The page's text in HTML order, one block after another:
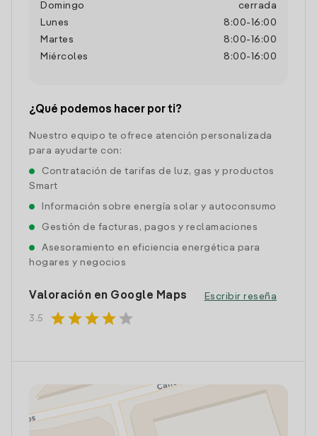
Domingo
cerrada
Lunes
8:00- 16:00
Martes
8:00- 16:00
Miércoles
8:00- 16:00
¿Qué podemos hacer por ti?
Nuestro equipo te ofrece atención personalizada
para ayudarte con:
Contratación de tarifas de luz, gas y productos
Smart
Información sobre energía solar y autoconsumo
Gestión de facturas, pagos y reclamaciones
Asesoramiento en eficiencia energética para
hogares y negocios
Valoración en Google Maps
3.5 starstarstarstar star
Escribir reseña